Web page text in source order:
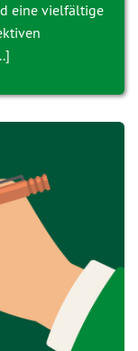
eine vielfältige